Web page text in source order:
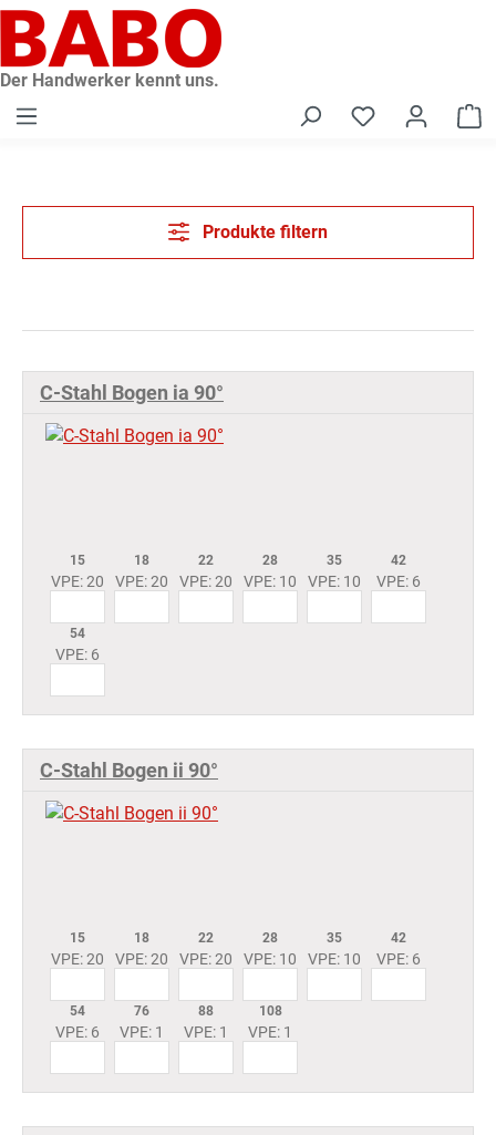
springen
Der Handwerker kennt uns.
Produkte filtern
C-Stahl Bogen ia 90°
15
VPE: 20
18
VPE: 20
22
VPE: 20
28
VPE: 10
35
VPE: 10
42
VPE: 6
54
VPE: 6
C-Stahl Bogen ii 90°
15
VPE: 20
18
VPE: 20
22
VPE: 20
28
VPE: 10
35
VPE: 10
42
VPE: 6
54
VPE: 6
76
VPE: 1
88
VPE: 1
108
VPE: 1